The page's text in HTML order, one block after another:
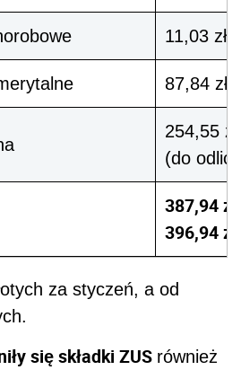
11,03 zł
87,84 zł
254,55 zł
(do
387,94 zł
396,94 zł
za styczeń, a od
się składki ZUS również